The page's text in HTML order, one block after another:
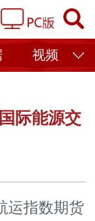
视频
际能源交
指数期货